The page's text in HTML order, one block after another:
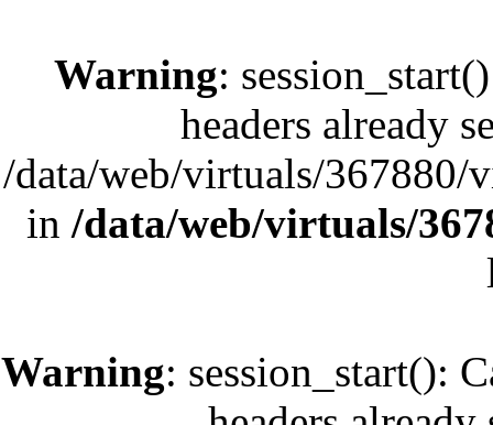
Warning:
headers already
/data/web/virtuals/
in /data/web/virtuals/
Warning: session_start():